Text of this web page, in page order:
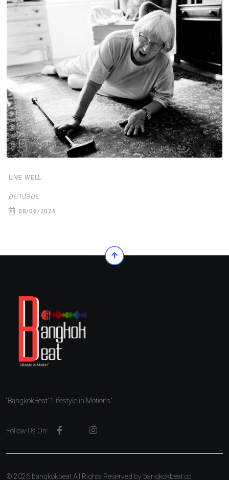
LIVE WELL
อย่าปล่อย
08/06/2026
“BangkokBeat” “Lifestyle in Motions”
Follow Us On:
© 2026 bangkokbeat All Rights Reserved by bangkokbeat.co